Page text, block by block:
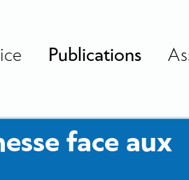
Publications
#2face aux